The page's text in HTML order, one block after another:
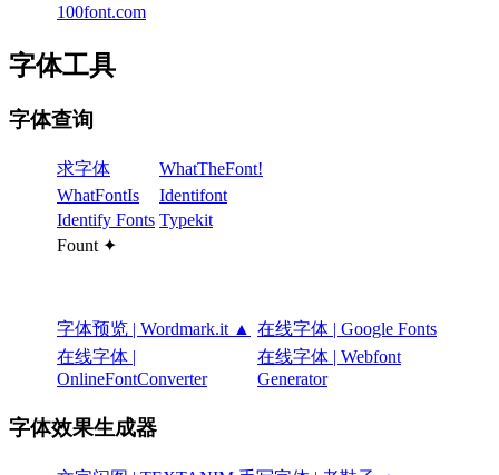
100font.com
字体工具
字体查询
求字体
WhatTheFont!
WhatFontIs
Identifont
Identify Fonts Typekit
Fount ✦
字体预览 | Wordmark.it ▲ 在线字体 | Google Fonts
在线字体 |
OnlineFontConverter
在线字体 | Webfont
Generator
字体效果生成器